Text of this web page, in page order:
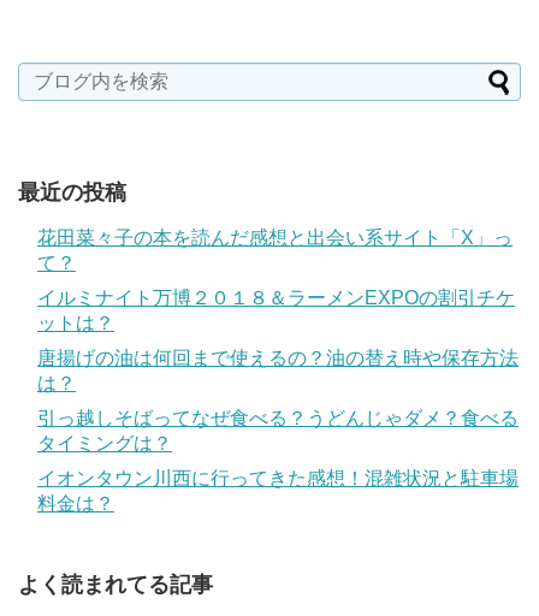
最近の投稿
花田菜々子の本を読んだ感想と出会い系サイト「X」っ
て？
イルミナイト万博２０１８＆ラーメンEXPOの割引チケ
ットは？
唐揚げの油は何回まで使えるの？油の替え時や保存方法
は？
引っ越しそばってなぜ食べる？うどんじゃダメ？食べる
タイミングは？
イオンタウン川西に行ってきた感想！混雑状況と駐車場
料金は？
よく読まれてる記事